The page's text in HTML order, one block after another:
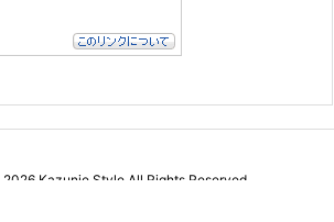
2026 Kazunie Style All Rights Reserved.